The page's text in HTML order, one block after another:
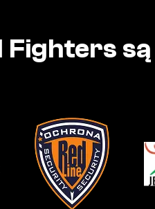
Fighters